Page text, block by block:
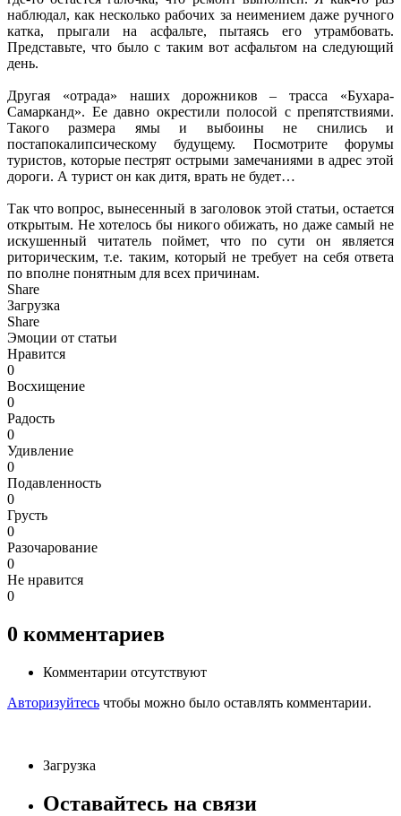
наблюдал, как несколько рабочих за неимением даже ручного
катка, прыгали на асфальте, пытаясь его утрамбовать.
Представьте, что было с таким вот асфальтом на следующий
день.
Другая «отрада» наших дорожников – трасса «Бухара-
Самарканд». Ее давно окрестили полосой с препятствиями.
Такого размера ямы и выбоины не снились и
постапокалипсическому будущему. Посмотрите форумы
туристов, которые пестрят острыми замечаниями в адрес этой
дороги. А турист он как дитя, врать не будет…
Так что вопрос, вынесенный в заголовок этой статьи, остается
открытым. Не хотелось бы никого обижать, но даже самый не
искушенный читатель поймет, что по сути он является
риторическим, т.е. таким, который не требует на себя ответа
по вполне понятным для всех причинам.
Share
Загрузка
Share
Эмоции от статьи
Нравится
0
Восхищение
0
Радость
0
Удивление
0
Подавленность
0
Грусть
0
Разочарование
0
Не нравится
0
0 комментариев
Комментарии отсутствуют
Авторизуйтесь чтобы можно было оставлять комментарии.
Загрузка
Оставайтесь на связи